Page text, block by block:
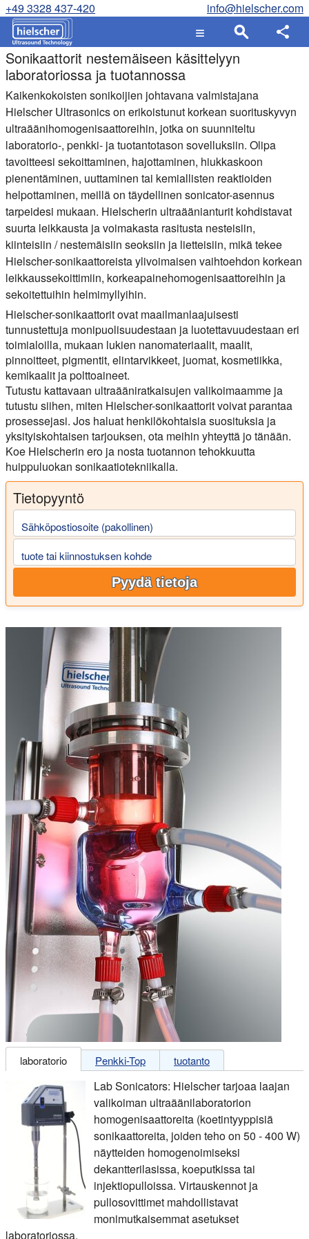
+49 3328 437-420 info@hielscher.com
Sonikaattorit nestemäiseen käsittelyyn
laboratoriossa ja tuotannossa
Kaikenkokoisten sonikoijien johtavana valmistajana
Hielscher Ultrasonics on erikoistunut korkean suorituskyvyn
ultraäänihomogenisaattoreihin, jotka on suunniteltu
laboratorio-, penkki- ja tuotantotason sovelluksiin. Olipa
tavoitteesi sekoittaminen, hajottaminen, hiukkaskoon
pienentäminen, uuttaminen tai kemiallisten reaktioiden
helpottaminen, meillä on täydellinen sonicator-asennus
tarpeidesi mukaan. Hielscherin ultraäänianturit kohdistavat
suurta leikkausta ja voimakasta rasitusta nesteisiin,
kiinteisiin / nestemäisiin seoksiin ja lietteisiin, mikä tekee
Hielscher-sonikaattoreista ylivoimaisen vaihtoehdon korkean
leikkaussekoittimiin, korkeapainehomogenisaattoreihin ja
sekoitettuihin helmimyllyihin.
Hielscher-sonikaattorit ovat maailmanlaajuisesti
tunnustettuja monipuolisuudestaan ja luotettavuudestaan eri
toimialoilla, mukaan lukien nanomateriaalit, maalit,
pinnoitteet, pigmentit, elintarvikkeet, juomat, kosmetiikka,
kemikaalit ja polttoaineet.
Tutustu kattavaan ultraääniratkaisujen valikoimaamme ja
tutustu siihen, miten Hielscher-sonikaattorit voivat parantaa
prosessejasi. Jos haluat henkilökohtaisia suosituksia ja
yksityiskohtaisen tarjouksen, ota meihin yhteyttä jo tänään.
Koe Hielscherin ero ja nosta tuotannon tehokkuutta
huippuluokan sonikaatiotekniikalla.
Tietopyyntö
Sähköpostiosoite (pakollinen)
tuote tai kiinnostuksen kohde
Pyydä tietoja
laboratorio Penkki-Top tuotanto
Lab Sonicators: Hielscher tarjoaa laajan
valikoiman ultraäänilaboratorion
homogenisaattoreita (koetintyyppisiä
sonikaattoreita, joiden teho on 50 - 400 W)
näytteiden homogenoimiseksi
dekantterilasissa, koeputkissa tai
injektiopulloissa. Virtauskennot ja
pullosovittimet mahdollistavat
monimutkaisemmat asetukset
laboratoriossa.